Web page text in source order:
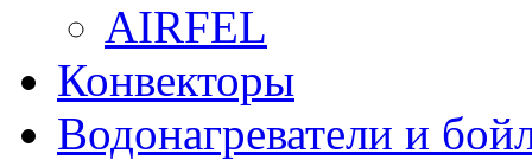
AIRFEL
Конвекторы
Водонагреватели и